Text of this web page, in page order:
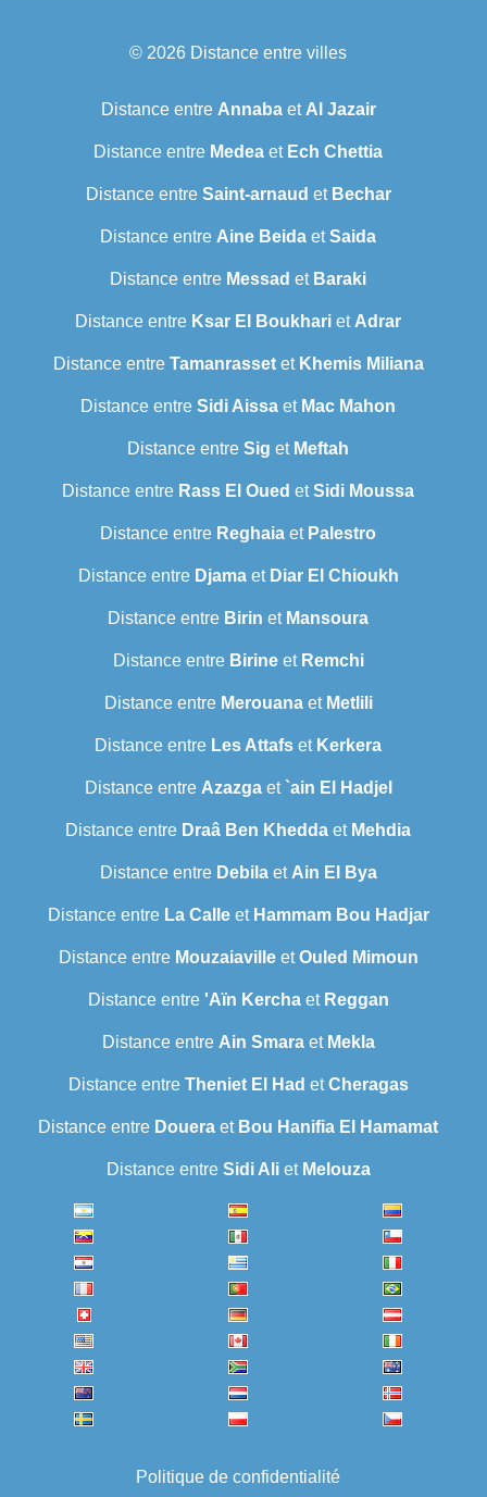
© 2026 Distance entre villes
Distance entre Annabaet Al Jazair
Distance entre Medea et Ech Chettia
Distance entre Saint-arnaud et Bechar
Distance entre Aine Beida etSaida
Distance entre Messad et Baraki
Distance entre Ksar El Boukhari et Adrar
Distance entre Tamanrassetet Khemis Miliana
Distance entre Sidi Aissa et Mac Mahon
Distance entre Sig et Meftah
Distance entre Rass El Oued etSidi Moussa
Distance entre Reghaia et Palestro
Distance entre Djamaet Diar El Chioukh
Distance entre Birin et Mansoura
Distance entre Birineet Remchi
Distance entre Merouanaet Metlili
Distance entre Les Attafs et Kerkera
Distance entre Azazgaet `ain El Hadjel
Distance entre Draâ Ben Khedda et Mehdia
Distance entre Debilaet Ain El Bya
Distance entre La Calleet Hammam Bou Hadjar
Distance entre MouzaiavilleetOuled Mimoun
Distance entre 'Aïn Kerchaet Reggan
Distance entre Ain Smaraet Mekla
Distance entre Theniet El Had etCheragas
Distance entre Douera et Bou Hanifia El Hamamat
Distance entre Sidi Aliet Melouza
Politique de confidentialité